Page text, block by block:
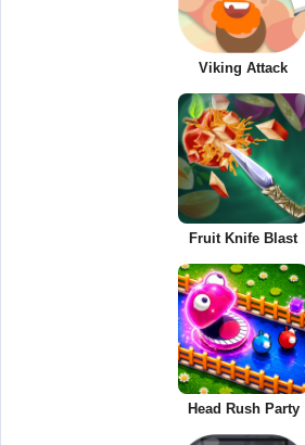
Viking Attack
Fruit Knife Blast
Head Rush Party